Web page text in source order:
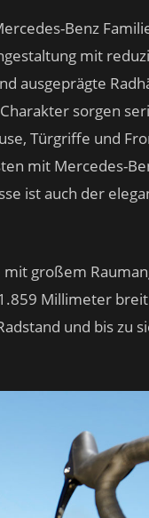
Benz
mit
ausgeprägte
sorgen
Türgriffe und
mit Mercedes-
ist auch der
großem
Millimeter
und bis zu